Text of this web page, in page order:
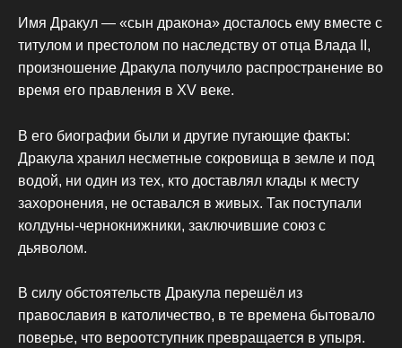
Имя Дракул — «сын дракона» досталось ему вместе с
титулом и престолом по наследству от отца Влада ІІ,
произношение Дракула получило распространение во
время его правления в XV веке.
В его биографии были и другие пугающие факты:
Дракула хранил несметные сокровища в земле и под
водой, ни один из тех, кто доставлял клады к месту
захоронения, не оставался в живых. Так поступали
колдуны-чернокнижники, заключившие союз с
дьяволом.
В силу обстоятельств Дракула перешёл из
православия в католичество, в те времена бытовало
поверье, что вероотступник превращается в упыря.